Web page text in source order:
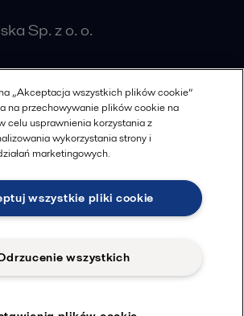
Sp. z o. o.
nas na
„Akceptacja wszystkich plików cookie”
na przechowywanie plików cookie na
celu usprawnienia korzystania z
wykorzystania strony i
marketingowych.
wszystkie pliki cookie
wszystkich